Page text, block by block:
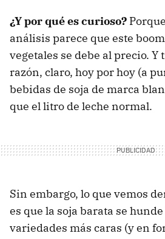
¿Y por qué es curioso?
análisis parece que este
vegetales se debe al precio. Y
razón, claro, hoy por hoy (a
bebidas de soja de marca
que el litro de leche normal.
Sin embargo, lo que vemos
es que la soja barata se
variedades más caras (y en